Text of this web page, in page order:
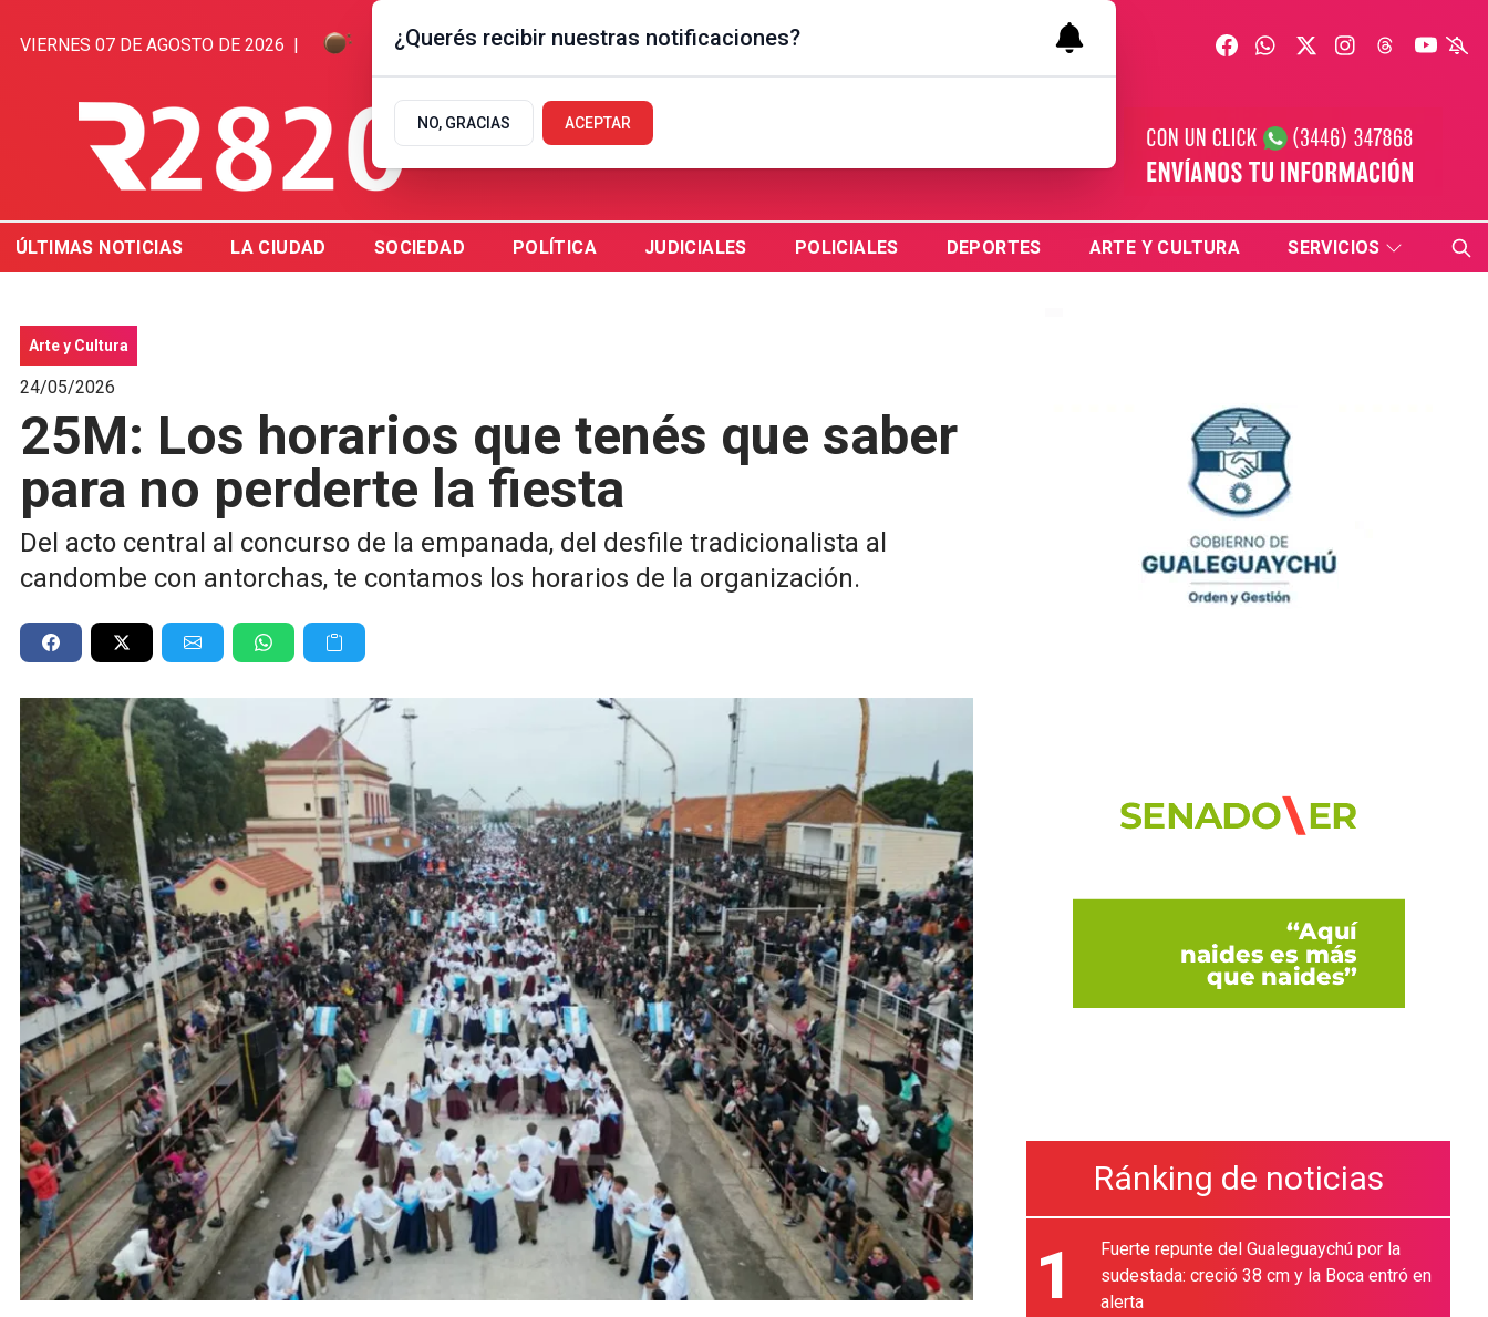
VIERNES 07 DE AGOSTO DE 2026 | 7.7ºC | GUALEGUAYCHÚ, AR
ÚLTIMAS NOTICIAS LA CIUDAD SOCIEDAD POLÍTICA JUDICIALES POLICIALES DEPORTES ARTE Y CULTURA SERVICIOS
Arte y Cultura
24/05/2026
25M: Los horarios que tenés que saber
para no perderte la fiesta
Del acto central al concurso de la empanada, del desfile tradicionalista al
candombe con antorchas, te contamos los horarios de la organización.
Ránking de noticias
1
Fuerte repunte del Gualeguaychú por la
sudestada: creció 38 cm y la Boca entró en
alerta
¿Querés recibir nuestras notificaciones?
NO, GRACIAS ACEPTAR